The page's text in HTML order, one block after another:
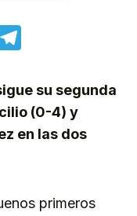
su segunda
(0-4) y
en las dos
primeros